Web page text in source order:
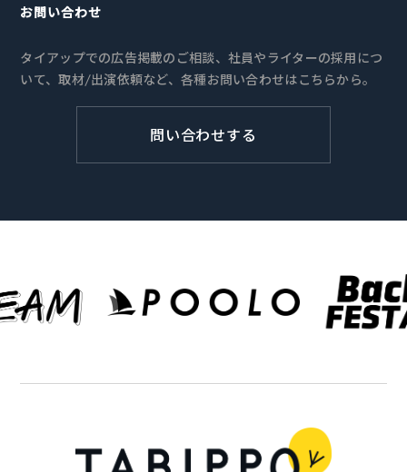
お問い合わせ
タイアップでの広告掲載のご相談、社員やライターの採用につ
いて、取材/出演依頼など、各種お問い合わせはこちらから。
問い合わせする